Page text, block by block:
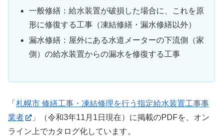
一般修繕：給水装置が破損した場合に、これを原
形に修復する工事（凍結修繕・漏水修繕以外）
漏水修繕：屋外にある水道メーターの下流側（家
側）の給水装置からの漏水を修復する工事
「 札幌市 修繕工事・凍結修理を行う指定給水装置工事事
業者
」（令和3年11月1日現在）に掲載のPDFを、オン
ライン上でカタログ化しています。